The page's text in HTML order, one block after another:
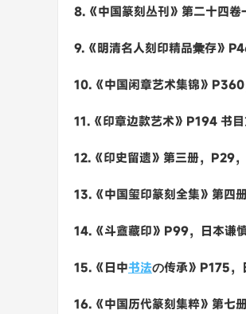
8.《中国篆刻丛刊》第二十四
9.《明清名人刻印精品彙存》
10.《中国闲章艺术集锦》
11.《印章边款艺术》P194 书
12.《印史留遗》第三册，P29
13.《中国玺印篆刻全集》第四
14.《斗盦藏印》P99，日本谦
15.《日中书法の传承》P175，
16.《中国历代篆刻集粹》第七